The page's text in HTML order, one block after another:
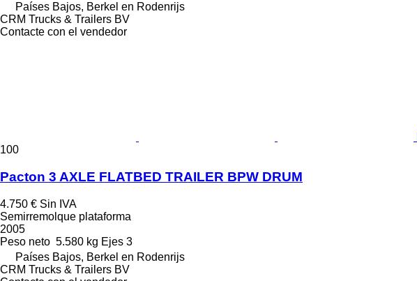
Países Bajos, Berkel en Rodenrijs
CRM Trucks & Trailers BV
Contacte con el vendedor
100
Pacton 3 AXLE FLATBED TRAILER BPW DRUM
4.750 € Sin IVA
Semirremolque plataforma
2005
Peso neto 5.580 kg Ejes 3
Países Bajos, Berkel en Rodenrijs
CRM Trucks & Trailers BV